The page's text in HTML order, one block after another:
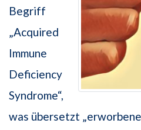
Begriff
„Acquired
Immune
Deficiency
Syndrome“,
was übersetzt